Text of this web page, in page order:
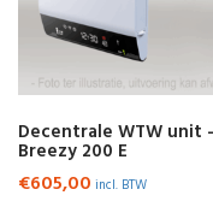
Decentrale WTW unit
Breezy 200 E
€605,00 incl. BTW